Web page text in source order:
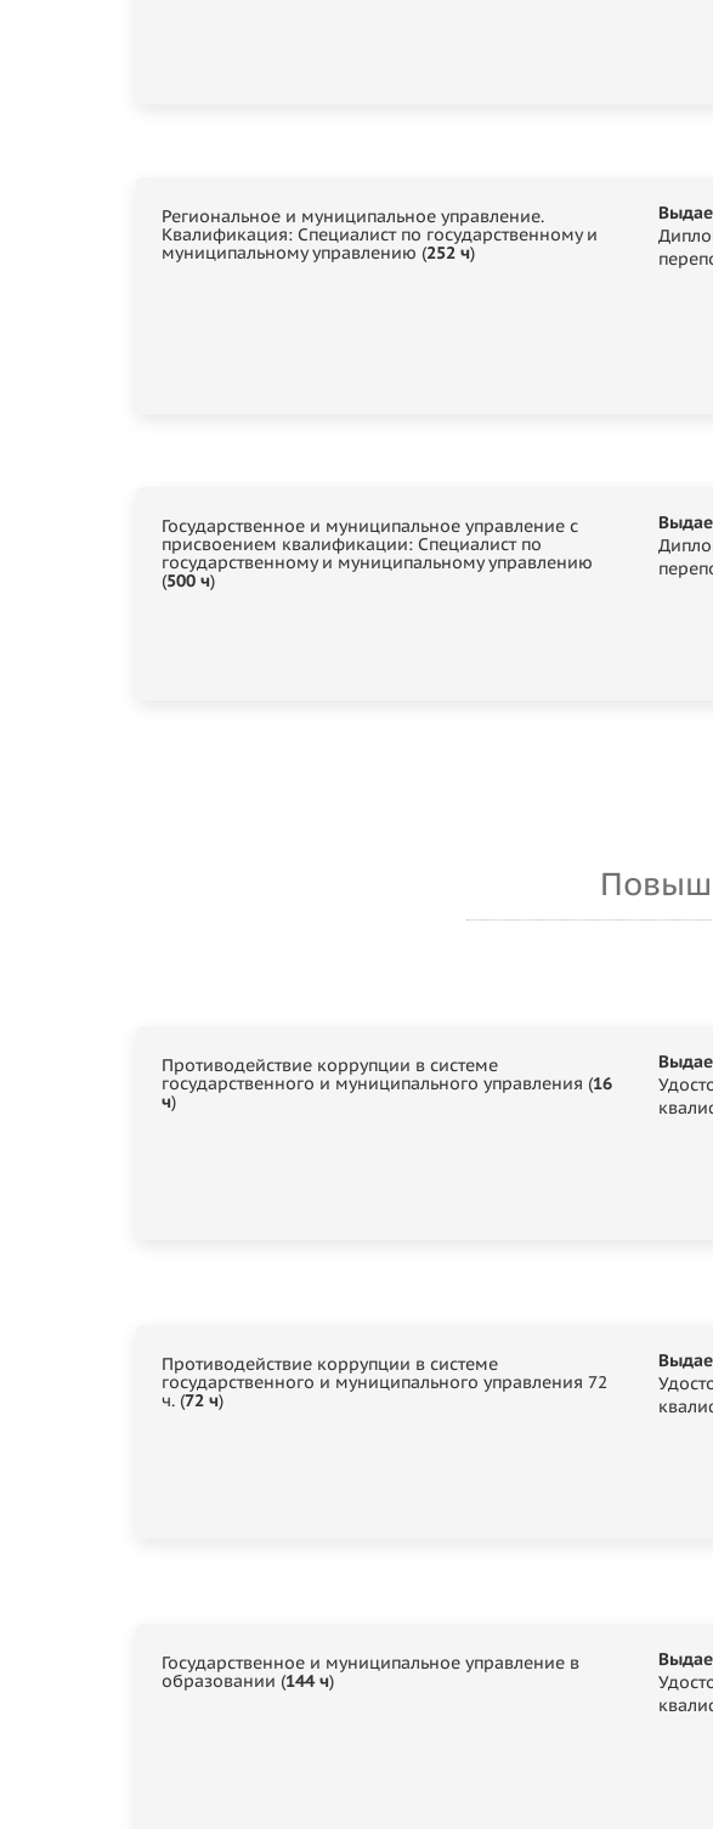
Региональное и муниципальное управление.
Квалификация: Специалист по государственному и
муниципальному управлению (252 ч)
Государственное и муниципальное управление с
присвоением квалификации: Специалист по
государственному и муниципальному управлению
(500 ч)
Противодействие коррупции в системе
государственного и муниципального управления (16
ч)
Противодействие коррупции в системе
государственного и муниципального управления 72
ч. (72 ч)
Государственное и муниципальное управление в
образовании (144 ч)